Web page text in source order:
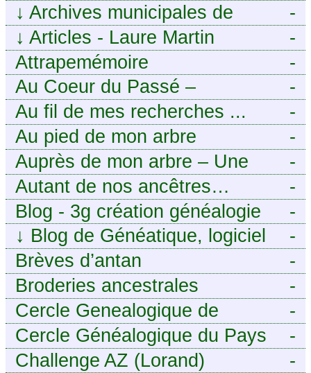
-
↓ Archives municipales de
Montpellier
-
↓ Articles - Laure Martin
-
Attrapemémoire
-
Au Coeur du Passé –
Généalogie Familiale
-
Au fil de mes recherches ...
-
Au pied de mon arbre
-
Auprès de mon arbre – Une
histoire de racines
-
Autant de nos ancêtres…
-
Blog - 3g création généalogie
-
↓ Blog de Généatique, logiciel
de généalogie
-
Brèves d’antan
-
Broderies ancestrales
-
Cercle Genealogique de
l’Aveyron
-
Cercle Généalogique du Pays
de Caux - Seine-Maritime
-
Challenge AZ (Lorand)